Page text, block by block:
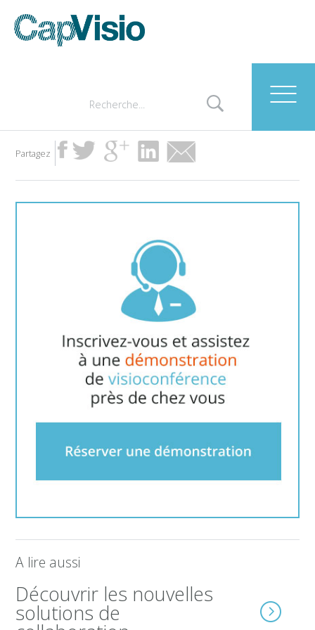
image001-copie
Partagez
A lire aussi
Découvrir les nouvelles
solutions de